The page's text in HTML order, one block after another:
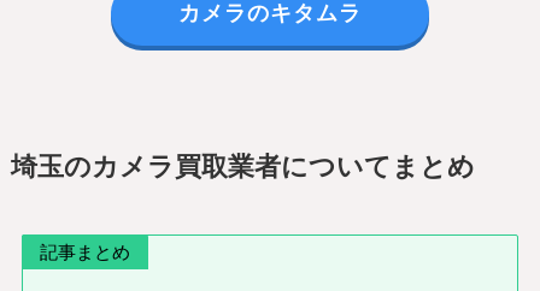
カメラのキタムラ
埼玉のカメラ買取業者についてまとめ
記事まとめ